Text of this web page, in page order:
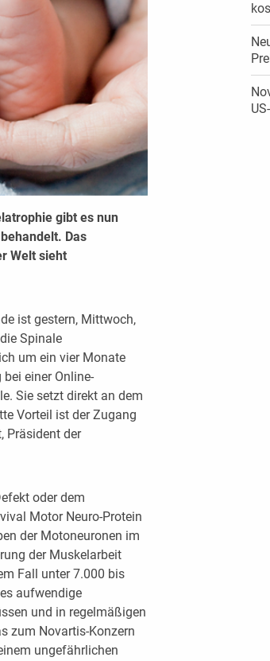
gibt es nun
Das
Welt sieht
ist gestern, Mittwoch,
Spinale
um ein vier Monate
einer Online-
Sie setzt direkt an dem
Vorteil ist der Zugang
Präsident der
oder dem
Motor Neuro-Protein
der Motoneuronen im
der Muskelarbeit
Fall unter 7.000 bis
aufwendige
und in regelmäßigen
zum Novartis-Konzern
ungefährlichen